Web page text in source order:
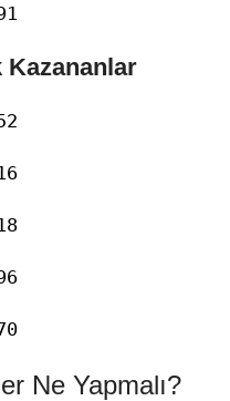
Kazananlar
Ne Yapmalı?